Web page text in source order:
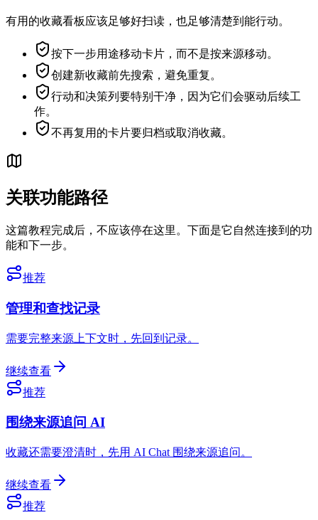
有用的收藏看板应该足够好扫读，也足够清楚到能行动。
按下一步用途移动卡片，而不是按来源移动。
创建新收藏前先搜索，避免重复。
行动和决策列要特别干净，因为它们会驱动后续工
作。
不再复用的卡片要归档或取消收藏。
关联功能路径
这篇教程完成后，不应该停在这里。下面是它自然连接到的功
能和下一步。
推荐
管理和查找记录
需要完整来源上下文时，先回到记录。
继续查看
推荐
围绕来源追问 AI
收藏还需要澄清时，先用 AI Chat 围绕来源追问。
继续查看
推荐